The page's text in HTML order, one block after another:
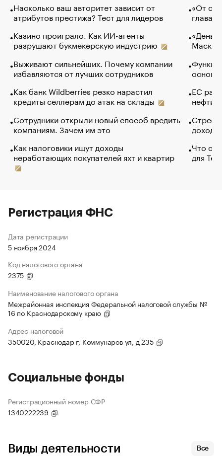
Насколько ваш авторитет зависит от
атрибутов престижа? Тест для лидеров
Казино проиграло. Как ИИ-агенты
разрушают букмекерскую индустрию
Выживают сильнейших. Почему компании
избавляются от лучших сотрудников
Как банк Wildberries резко нарастил
кредиты селлерам до атак на склады
Сотрудники открыли новый способ вредить
компаниям. Зачем им это
Как налоговики ищут доходы
неработающих покупателей яхт и квартир
«От
глава
Маск в
основ
ЕС
нефти
Что
для
Регистрация ФНС
Дата регистрации
5 ноября 2024
Код налогового органа
2375
Наименование налогового органа
Межрайонная инспекция Федеральной налоговой службы №
16 по Краснодарскому краю
Адрес налоговой
350020, Краснодар г, Коммунаров ул, д 235
Социальные фонды
Регистрационный номер СФР
1340222239
Виды деятельности Все